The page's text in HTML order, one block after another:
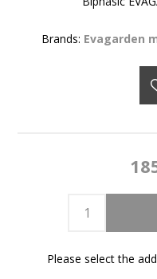
Brands: Evagarden
Please select the